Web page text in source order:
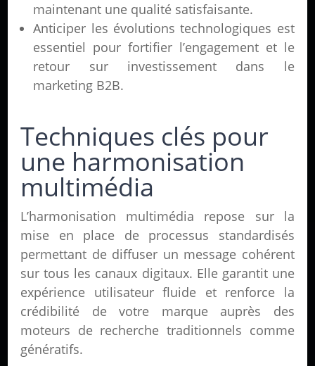
maintenant une qualité satisfaisante.
Anticiper les évolutions technologiques est
essentiel pour fortifier l’engagement et le
retour sur investissement dans le
marketing B2B.
Techniques clés pour
une harmonisation
multimédia
L’harmonisation multimédia repose sur la
mise en place de processus standardisés
permettant de diffuser un message cohérent
sur tous les canaux digitaux. Elle garantit une
expérience utilisateur fluide et renforce la
crédibilité de votre marque auprès des
moteurs de recherche traditionnels comme
génératifs.